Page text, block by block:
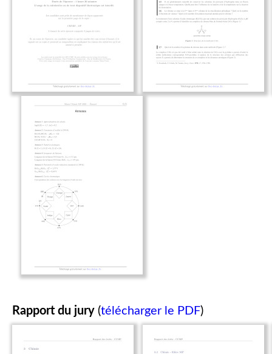
Rapport du jury (télécharger le PDF)